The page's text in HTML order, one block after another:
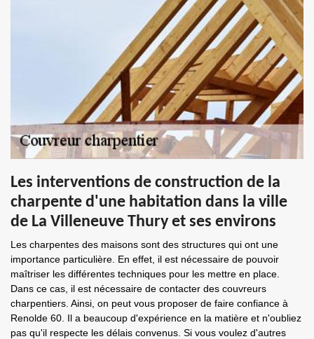
Les interventions de construction de la
charpente d'une habitation dans la ville
de La Villeneuve Thury et ses environs
Les charpentes des maisons sont des structures qui ont une
importance particulière. En effet, il est nécessaire de pouvoir
maîtriser les différentes techniques pour les mettre en place.
Dans ce cas, il est nécessaire de contacter des couvreurs
charpentiers. Ainsi, on peut vous proposer de faire confiance à
Renolde 60. Il a beaucoup d'expérience en la matière et n'oubliez
pas qu'il respecte les délais convenus. Si vous voulez d'autres